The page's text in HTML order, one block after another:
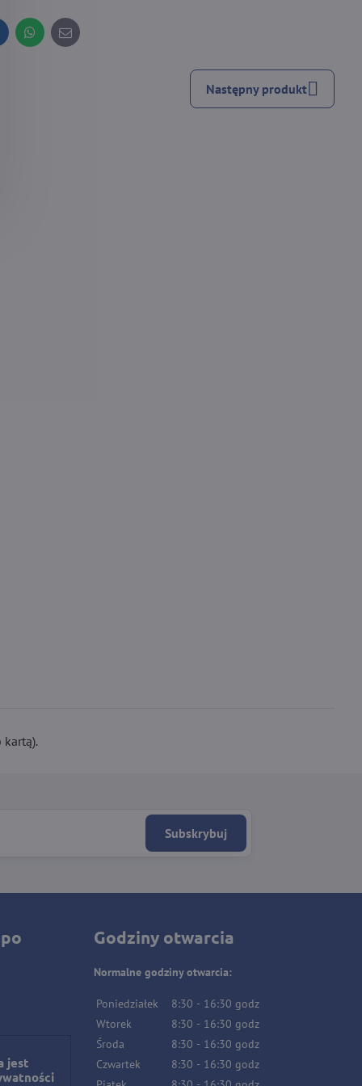
WhatsApp
E-
mail
Następny produkt
Subskrybuj
jest
Godziny otwarcia
Normalne godziny otwarcia:
Poniedziałek 8:30 - 16:30 godz
Wtorek
8:30 - 16:30 godz
Środa
8:30 - 16:30 godz
Czwartek
8:30 - 16:30 godz